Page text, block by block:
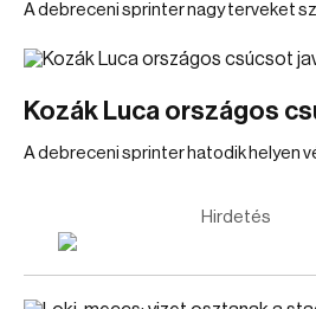
A debreceni sprinter nagy terveket
Kozák Luca országos
A debreceni sprinter hatodik helyen
Hirdetés